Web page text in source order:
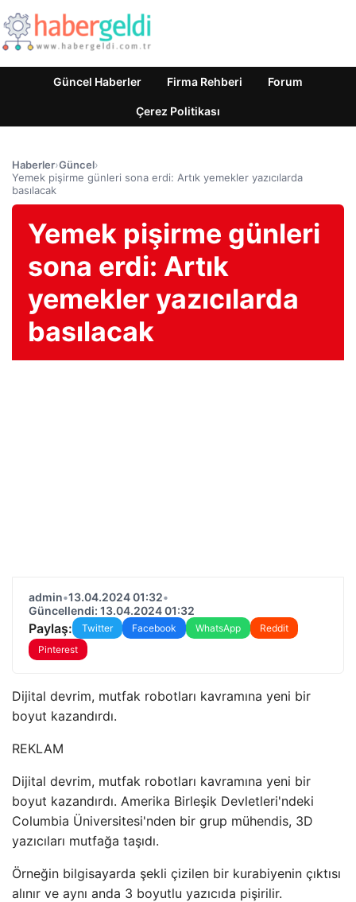
Güncel Haberler Firma Rehberi Forum
Çerez Politikası
Haberler›Güncel›
Yemek pişirme günleri sona erdi: Artık yemekler yazıcılarda
basılacak
Yemek pişirme günleri
sona erdi: Artık
yemekler yazıcılarda
basılacak
admin•13.04.2024 01:32•
Güncellendi: 13.04.2024 01:32
Paylaş: Twitter Facebook WhatsApp
Reddit
Pinterest
Dijital devrim, mutfak robotları kavramına yeni bir
boyut kazandırdı.
REKLAM
Dijital devrim, mutfak robotları kavramına yeni bir
boyut kazandırdı. Amerika Birleşik Devletleri'ndeki
Columbia Üniversitesi'nden bir grup mühendis, 3D
yazıcıları mutfağa taşıdı.
Örneğin bilgisayarda şekli çizilen bir kurabiyenin çıktısı
alınır ve aynı anda 3 boyutlu yazıcıda pişirilir.